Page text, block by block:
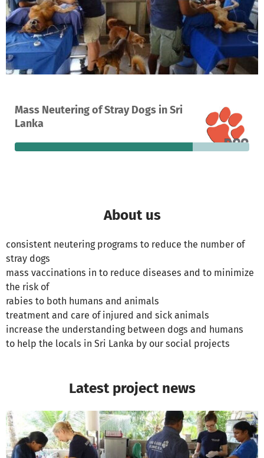
Mass Neutering of Stray Dogs in Sri
Lanka
A project in Mihiripenna, Sri Lanka
278 76% €4,320
still needed
About us
consistent neutering programs to reduce the number of
stray dogs
mass vaccinations in to reduce diseases and to minimize
the risk of
rabies to both humans and animals
treatment and care of injured and sick animals
increase the understanding between dogs and humans
to help the locals in Sri Lanka by our social projects
Latest project news